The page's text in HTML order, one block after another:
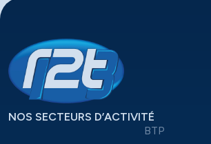
NOS SECTEURS D’ACTIVITÉ
BTP